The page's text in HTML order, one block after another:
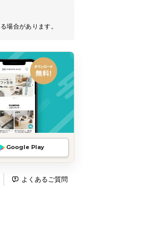
場合があります。
Google Play
よくあるご質問